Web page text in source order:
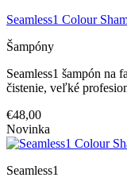
Seamless1 Colour
Šampóny
Seamless1 šampón na
čistenie, veľké
€48,00
Novinka
Seamless1